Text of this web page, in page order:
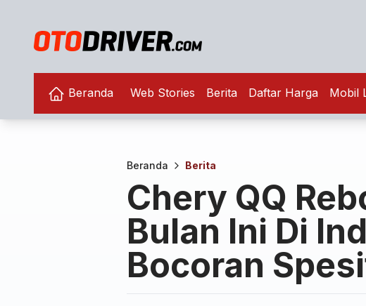
Beranda Web Stories Berita Daftar Harga Mobil
Beranda Berita
Chery QQ
Bulan Ini Di
Bocoran